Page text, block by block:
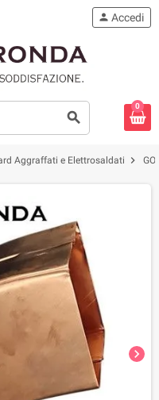
search
person Accedi
0
Aggraffati e Elettrosaldati chevron_right
chevron_right